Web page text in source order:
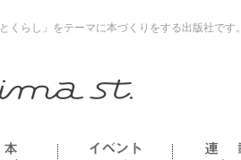
くらし」をテーマに本づくりをする出版社です。
ス 本 イベント